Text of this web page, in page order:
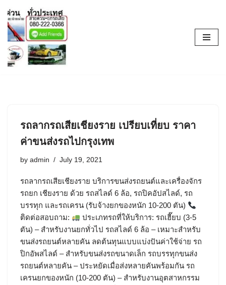
Skip
to
content
รถลากรถเสียเชียงราย เปรียบเที่ยบ ราคา
ค่าขนส่งรถไปกรุงเทพ
by admin July 19, 2021
รถลากรถเสียเชียงราย บริการขนส่งรถยนต์และเครื่องจักร
รถยก เชียงราย ด้วย รถสไลด์ 6 ล้อ, รถปิคอัปสไลด์, รถ
บรรทุก และรถเครน (รับจ้างยกของหนัก 10-200 ตัน)
ติดต่อสอบถาม:
ประเภทรถที่ให้บริการ: รถเฮี๊ยบ (3-5
ตัน) – สำหรับงานยกทั่วไป รถสไลด์ 6 ล้อ – เหมาะสำหรับ
ขนส่งรถยนต์หลายคัน ลดต้นทุนแบบแบ่งปันค่าใช้จ่าย รถ
ปิกอัพสไลด์ – สำหรับขนส่งรถขนาดเล็ก รถบรรทุกขนส่ง
รถยนต์หลายคัน – ประหยัดเมื่อส่งหลายคันพร้อมกัน รถ
เครนยกของหนัก (10-200 ตัน) – สำหรับงานอุตสาหกรรม